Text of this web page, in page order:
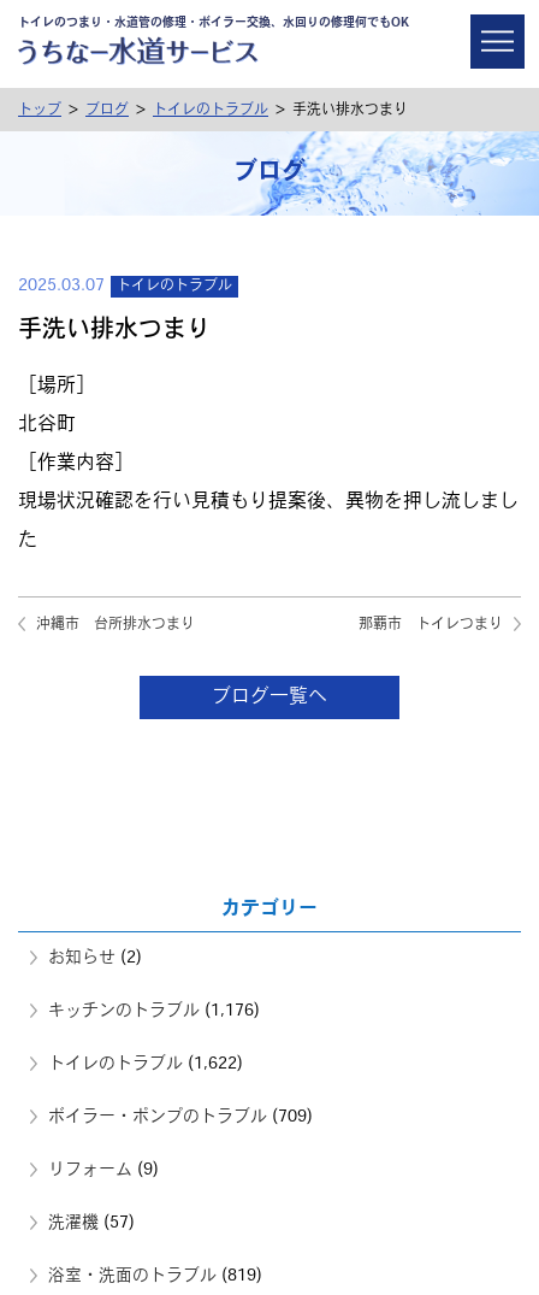
トイレのつまり・水道管の修理・ボイラー交換、水回りの修理何でもOK
トップ > ブログ > トイレのトラブル > 手洗い排水つまり
ブログ
2025.03.07 トイレのトラブル
手洗い排水つまり
［場所］
北谷町
［作業内容］
現場状況確認を行い見積もり提案後、異物を押し流しまし
た
沖縄市 台所排水つまり 那覇市 トイレつまり
ブログ一覧へ
カテゴリー
お知らせ (2)
キッチンのトラブル (1,176)
トイレのトラブル (1,622)
ボイラー・ポンプのトラブル (709)
リフォーム (9)
洗濯機 (57)
浴室・洗面のトラブル (819)